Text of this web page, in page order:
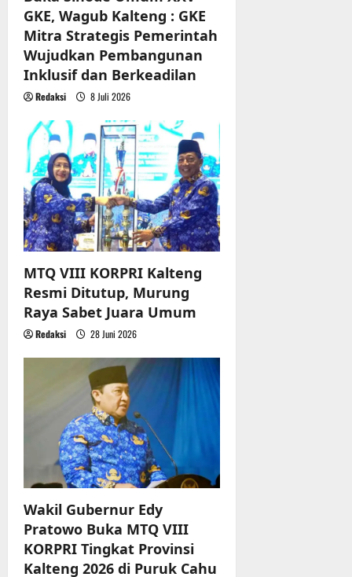
n
GKE, Wagub Kalteng : GKE
Mitra Strategis Pemerintah
Wujudkan Pembangunan
Inklusif dan Berkeadilan
Redaksi 8 Juli 2026
MTQ VIII KORPRI Kalteng
Resmi Ditutup, Murung
Raya Sabet Juara Umum
Redaksi 28 Juni 2026
Wakil Gubernur Edy
Pratowo Buka MTQ VIII
KORPRI Tingkat Provinsi
Kalteng 2026 di Puruk Cahu